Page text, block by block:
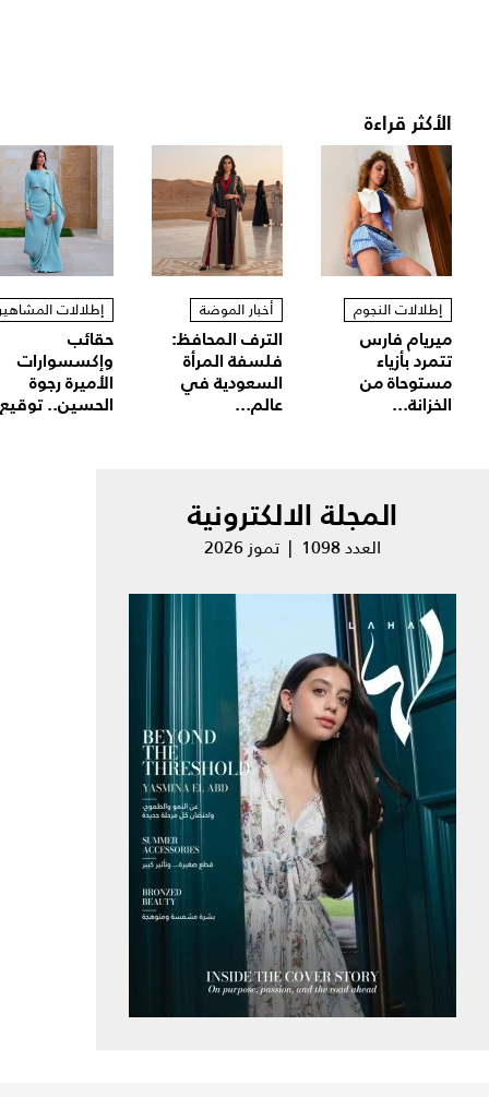
الأكثر قراءة
إطلالات النجوم
ميريام فارس
تتمرد بأزياء
مستوحاة من
الخزانة...
أخبار الموضة
الترف المحافظ:
فلسفة المرأة
السعودية في
عالم...
إطلالات
حقائب
وإكسسوارات
الأميرة رجوة
الحسين..
المجلة الالكترونية
العدد 1098 | تموز 2026